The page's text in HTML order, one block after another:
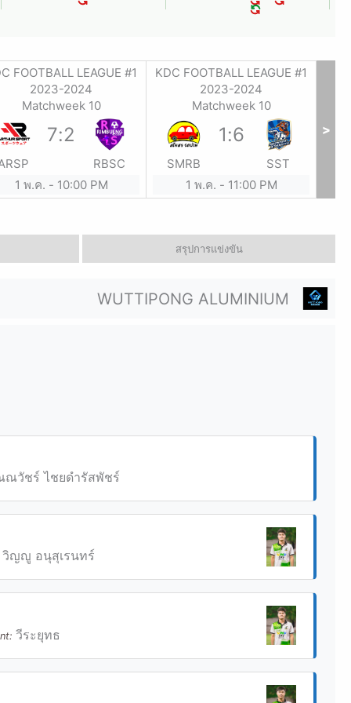
FOOTBALL LEAGUE #1
2023-2024
Matchweek 10
7:2
RBSC
1 พ.ค. - 10:00 PM
KDC FOOTBALL LEAGUE #1
2023-2024
Matchweek 10
SMRB
1:6
SST
1 พ.ค. - 11:00 PM
>
สรุปการแข่งขัน
WUTTIPONG ALUMINIUM
วัชร์ ไชยดำรัสพัชร์
วิญญู อนุสุเรนทร์
วีระยุทธ